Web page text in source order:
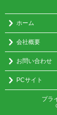
ホーム
会社概要
お問い合わせ
PCサイト
プラ